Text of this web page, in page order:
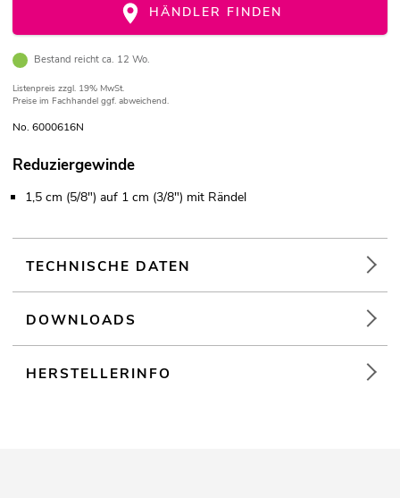
HÄNDLER FINDEN
Bestand reicht ca. 12 Wo.
Listenpreis zzgl. 19% MwSt.
Preise im Fachhandel ggf. abweichend.
No. 6000616N
Reduziergewinde
1,5 cm (5/8") auf 1 cm (3/8") mit Rändel
TECHNISCHE DATEN
DOWNLOADS
HERSTELLERINFO